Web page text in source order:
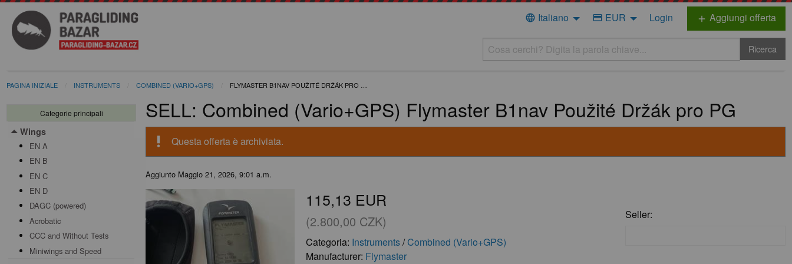
language Italiano credit_card EUR Login add Aggiungi offerta
Ricerca
PAGINA INIZIALE INSTRUMENTS COMBINED (VARIO+GPS) FLYMASTER B1NAV POUŽITÉ DRŽÁK PRO …
Categorie principali
Wings
Toggle menu
EN A
EN B
EN C
EN D
DAGC (powered)
Acrobatic
CCC and Without Tests
Miniwings and Speed
SELL: Combined (Vario+GPS) Flymaster B1nav Použité Držák pro PG
priority_high Questa offerta è archiviata.
Aggiunto Maggio 21, 2026, 9:01 a.m.
115,13 EUR
(2.800,00 CZK)
Categoria: Instruments/Combined (Vario+GPS)
Manufacturer: Flymaster
Seller: